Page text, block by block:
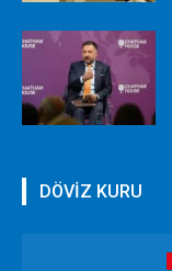
DÖVİZ KURU